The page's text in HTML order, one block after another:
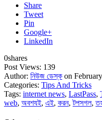
Share
Tweet
Pin
Google+
LinkedIn
0shares
Post Views: 139
Author: নিউজ ডেস্ক on
Categories: Tips And Tricks
Tags: internet news, LastPass,
web, অবশযই, এই, করন,টপসগল,